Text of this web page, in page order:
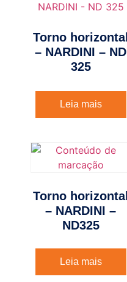
Torno horizontal
– NARDINI – ND
325
Leia mais
Torno horizontal
– NARDINI –
ND325
Leia mais